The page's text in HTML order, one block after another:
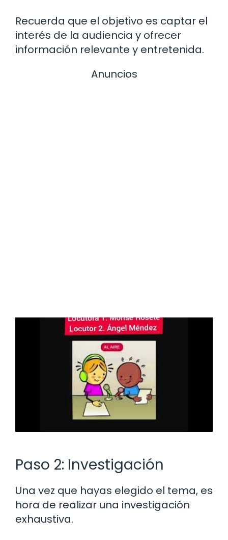
Recuerda que el objetivo es captar el
interés de la audiencia y ofrecer
información relevante y entretenida.
Anuncios
Paso 2: Investigación
Una vez que hayas elegido el tema, es
hora de realizar una investigación
exhaustiva.